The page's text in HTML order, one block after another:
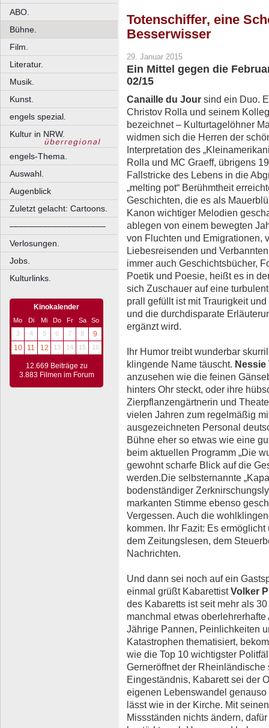
ABO.
Bühne.
Film.
Literatur.
Musik.
Kunst.
engels spezial.
Kultur in NRW.
engels-Thema.
Auswahl.
Augenblick
Zuletzt gelacht: Cartoons.
––––––––––––––––––––
Verlosungen.
Jobs.
Kulturlinks.
Kinokalender
Mo Di Mi Do Fr Sa
So
3
4 5 6 7 8
9
10
11 12 13 14 15 16
12.669 Beiträge zu
3.883 Filmen im Forum
Totenschiffer, eine
Besserwisser
29. Januar 2015
Ein Mittel gegen die
02/15
Canaille du Jour sind ein Duo.
Christov Rolla und seinem
bezeichnet – Kulturtagelöhner
widmen sich die Herren der
Interpretation des
Rolla und MC Graeff, übrigens
Fallstricke des Lebens in die
„melting pot“ Berühmtheit
Geschichten, die es als
Kanon wichtiger Melodien
ablegen von einem bewegten
von Fluchten und Emigrationen,
Liebesreisenden und
immer auch Geschichtsbücher,
Poetik und Poesie, heißt es in
sich Zuschauer auf eine
prall gefüllt ist mit Traurigkeit
und die durchdisparate
ergänzt wird.
Ihr Humor treibt wunderbar
klingende Name täuscht.
anzusehen wie die feinen
hinters Ohr steckt, oder ihre
Zierpflanzengärtnerin und
vielen Jahren zum regelmäßig
ausgezeichneten Personal
Bühne eher so etwas wie eine
beim aktuellen Programm „Die
gewohnt scharfe Blick auf die
werden.Die selbsternannte
bodenständiger
markanten Stimme ebenso
Vergessen. Auch die
kommen. Ihr Fazit: Es
dem Zeitungslesen, dem
Nachrichten.
Und dann sei noch auf ein
einmal grüßt KabarettistVolker
des Kabaretts ist seit mehr als
manchmal etwas
Jährige Pannen, Peinlichkeiten
Katastrophen thematisiert,
wie die Top 10 wichtigster
Gerneröffnet der
Eingeständnis, Kabarett sei der
eigenen Lebenswandel
lässt wie in der Kirche. Mit
Missständen nichts ändern,